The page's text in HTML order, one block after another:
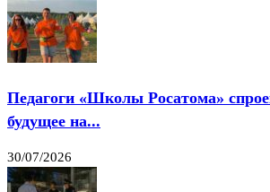
Педагоги «Школы Росатома»
будущее на...
30/07/2026